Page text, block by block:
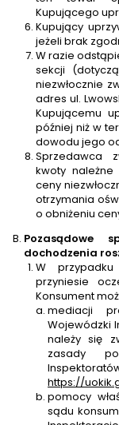
Kupującego
Kupujący
jeżeli brak
W razie
sekcji
niezwłocznie
adres ul.
Kupującemu
później niż w
dowodu jego
Sprzedawca
kwoty
ceny
otrzymania
o obniżeniu
Pozasądowe
dochodzenia
W
przyniesie
Konsument
mediacji
Wojewódzki
należy się
zasady
https://
pomocy
sądu